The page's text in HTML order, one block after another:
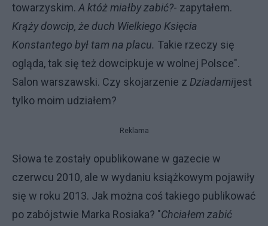
towarzyskim. A któż miałby zabić?- zapytałem.
Krąży dowcip, że duch Wielkiego Księcia
Konstantego był tam na placu. Takie rzeczy się
ogląda, tak się też dowcipkuje w wolnej Polsce".
Salon warszawski. Czy skojarzenie z Dziadamijest
tylko moim udziałem?
Reklama
Słowa te zostały opublikowane w gazecie w
czerwcu 2010, ale w wydaniu książkowym pojawiły
się w roku 2013. Jak można coś takiego publikować
po zabójstwie Marka Rosiaka? "Chciałem zabić